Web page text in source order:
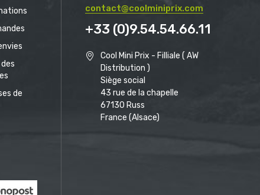
contact@coolminiprix.com
+33 (0)9.54.54.66.11
Cool Mini Prix - Filliale ( AW
Distribution )
Siège social
43 rue de la chapelle
67130 Russ
France (Alsace)
de